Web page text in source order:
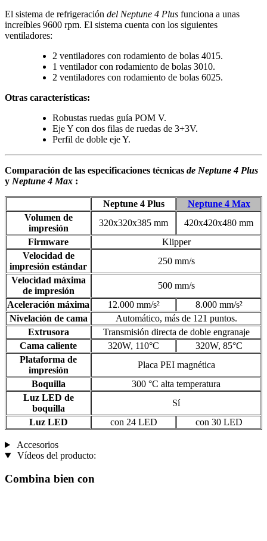
El sistema de refrigeración del Neptune 4 Plus funciona a unas
increíbles 9600 rpm. El sistema cuenta con los siguientes
ventiladores:
2 ventiladores con rodamiento de bolas 4015.
1 ventilador con rodamiento de bolas 3010.
2 ventiladores con rodamiento de bolas 6025.
Otras características:
Robustas ruedas guía POM V.
Eje Y con dos filas de ruedas de 3+3V.
Perfil de doble eje Y.
Comparación de las especificaciones técnicas de Neptune 4 Plus
y Neptune 4 Max :
Neptune 4 Plus
Neptune 4 Max
Volumen de
impresión
320x320x385 mm
420x420x480 mm
Firmware
Klipper
Velocidad de
impresión estándar
250 mm/s
Velocidad máxima
de impresión
500 mm/s
Aceleración máxima
12.000 mm/s²
8.000 mm/s²
Nivelación de cama
Automático, más de 121 puntos.
Extrusora
Transmisión directa de doble engranaje
Cama caliente
320W, 110°C
320W, 85°C
Plataforma de
impresión
Placa PEI magnética
Boquilla
300 °C alta temperatura
Luz LED de
boquilla
Sí
Luz LED
con 24 LED con 30 LED
Accesorios
Vídeos del producto:
Combina bien con